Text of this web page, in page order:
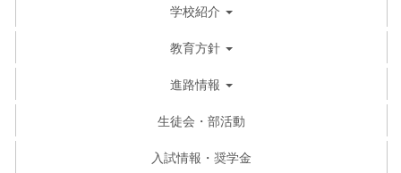
学校紹介
教育方針
進路情報
生徒会・部活動
入試情報・奨学金